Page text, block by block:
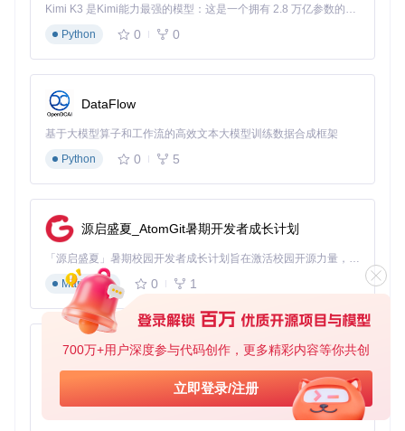
700万+用户深度参与代码创作，更多精彩内容等你共创
立即登录/注册
Kimi K3 是Kimi能力最强的模型：这是一个拥有 2.8 万亿参数的混合专家（MoE）模型，具备原生视觉理解能力，并支持 100 万 token 的上下文窗口。
Python
0 0
DataFlow
基于大模型算子和工作流的高效文本大模型训练数据合成框架
Python
0 5
源启盛夏_AtomGit暑期开发者成长计划
「源启盛夏」暑期校园开发者成长计划旨在激活校园开源力量，通过积分激励、认证扶持、资源倾斜等形式，引导高校组织和开发者完成「入驻 — 建项目 — 做贡献 — 获认证 — 得资源」的完整闭环。无论你是想带领社团入驻平台的组织者，还是希望用代码贡献证明自己的开发者，都能在这里找到属于你的成长路径。
Markdown
0 1
py-xiaozhi
基于Python的Xiaozhi AI，适用于想要完整Xiaozhi体验而无需拥有专用硬件的用户。
Python
0 1